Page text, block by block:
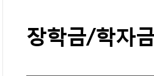
장학금/학자